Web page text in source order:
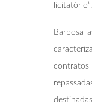
licitatório”.
Barbosa
contratos